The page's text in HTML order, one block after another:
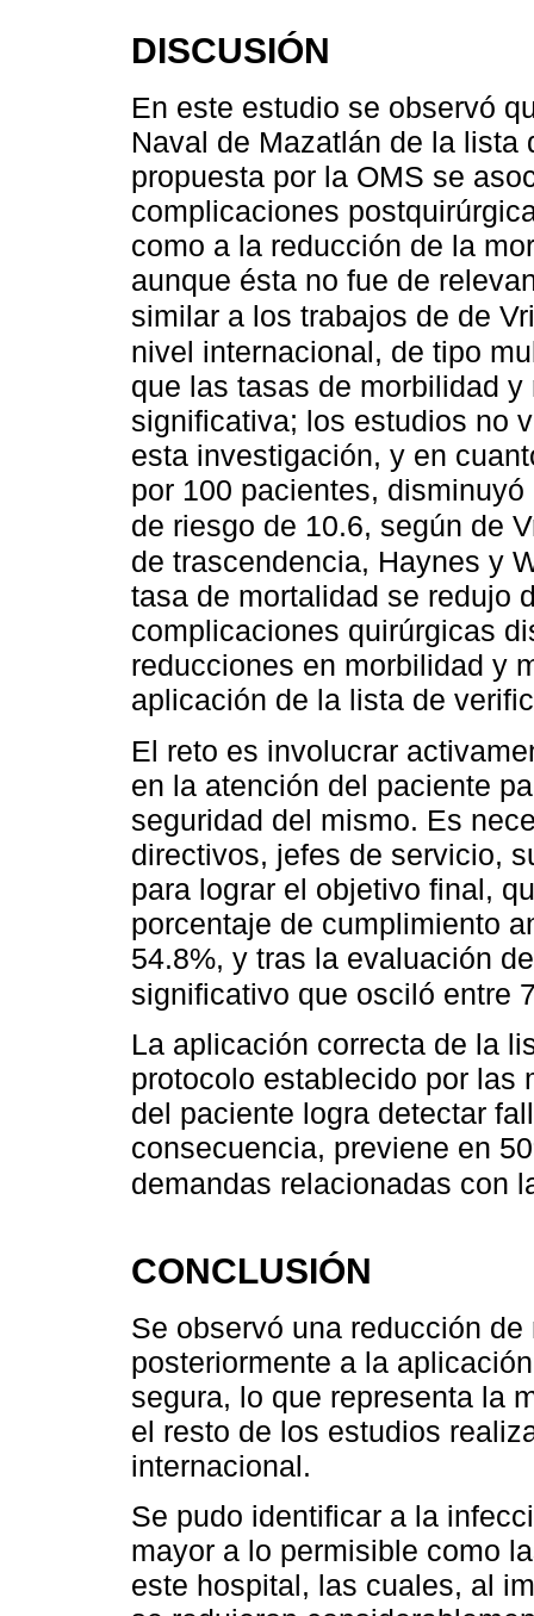
DISCUSIÓN
En este estudio se observó
Naval de Mazatlán de la
propuesta por la OMS se
complicaciones
como a la reducción de la
aunque ésta no fue de
similar a los trabajos de de
nivel internacional, de tipo
que las tasas de morbilidad
significativa; los estudios no
esta investigación, y en
por 100 pacientes,
de riesgo de 10.6, según de
de trascendencia, Haynes y
tasa de mortalidad se redujo
complicaciones quirúrgicas
reducciones en morbilidad y
aplicación de la lista de
El reto es involucrar
en la atención del paciente
seguridad del mismo. Es
directivos, jefes de servicio,
para lograr el objetivo final,
porcentaje de cumplimiento
54.8%, y tras la evaluación
significativo que osciló entre
La aplicación correcta de la
protocolo establecido por las
del paciente logra detectar
consecuencia, previene en
demandas relacionadas con
CONCLUSIÓN
Se observó una reducción
posteriormente a la
segura, lo que representa la
el resto de los estudios
internacional.
Se pudo identificar a la
mayor a lo permisible como
este hospital, las cuales, al